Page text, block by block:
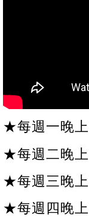
★每週一晚
★每週二晚
★每週三晚
★每週四晚